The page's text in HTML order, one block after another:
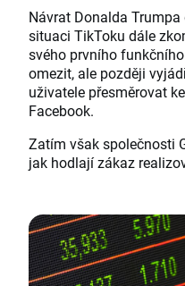
Návrat Donalda
situaci TikToku dále
svého prvního
omezit, ale později
uživatele přesměrovat
Facebook.
Zatím však společnosti
jak hodlají zákaz